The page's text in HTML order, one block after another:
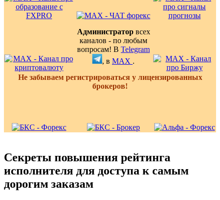
Администраторвсех
каналов - по любым
вопросам! В Telegram
, в MAX .
Не забываем регистрироваться у лицензированных
брокеров!
Секреты повышения рейтинга
исполнителя для доступа к самым
дорогим заказам